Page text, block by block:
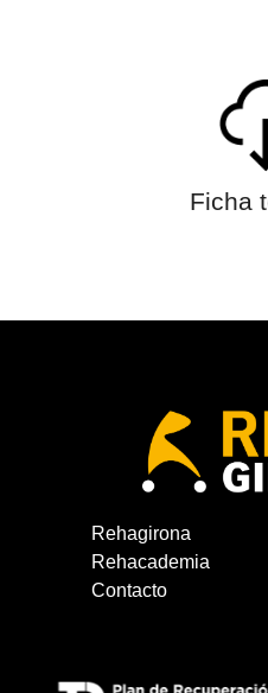
Ficha
Rehagirona
Rehacademia
Contacto